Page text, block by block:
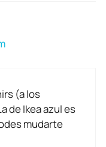
(a los
de Ikea azul es
mudarte